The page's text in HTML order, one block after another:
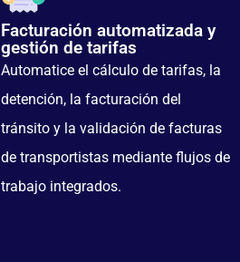
Facturación automatizada y
gestión de tarifas
Automatice el cálculo de tarifas, la
detención, la facturación del
tránsito y la validación de facturas
de transportistas mediante flujos de
trabajo integrados.